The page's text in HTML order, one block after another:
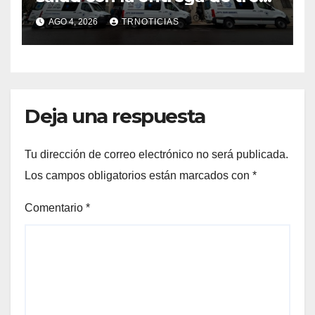
nuevas ambulancias para
Cauquenes y Sagrada Familia
AGO 4, 2026 TRNOTICIAS
Deja una respuesta
Tu dirección de correo electrónico no será publicada.
Los campos obligatorios están marcados con *
Comentario *